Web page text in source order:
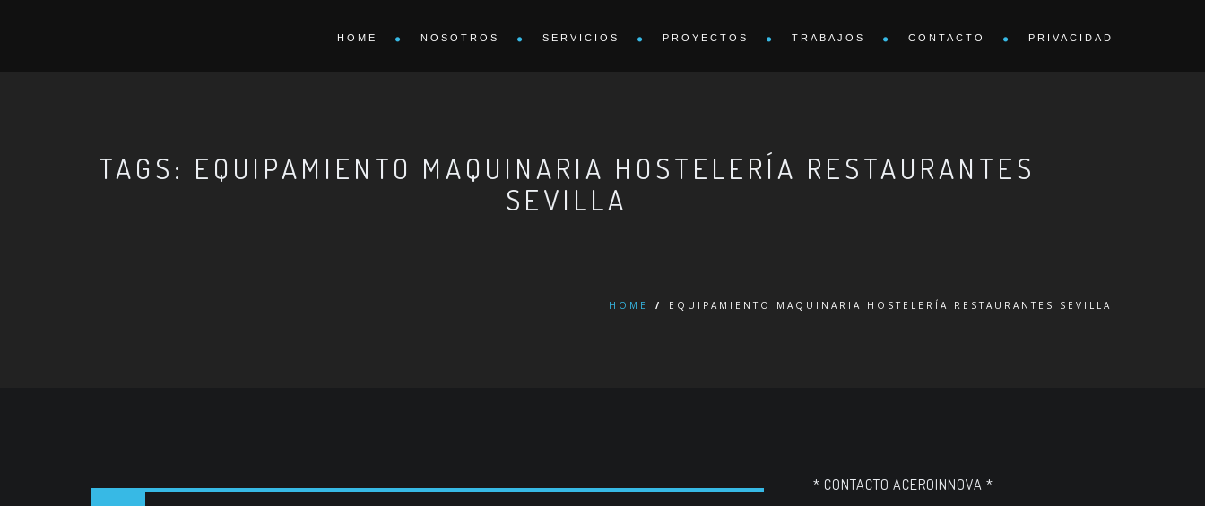
HOME NOSOTROS SERVICIOS PROYECTOS TRABAJOS CONTACTO PRIVACIDAD
TAGS: EQUIPAMIENTO MAQUINARIA HOSTELERÍA RESTAURANTES
SEVILLA
HOME / EQUIPAMIENTO MAQUINARIA HOSTELERÍA RESTAURANTES SEVILLA
* CONTACTO ACEROINNOVA *